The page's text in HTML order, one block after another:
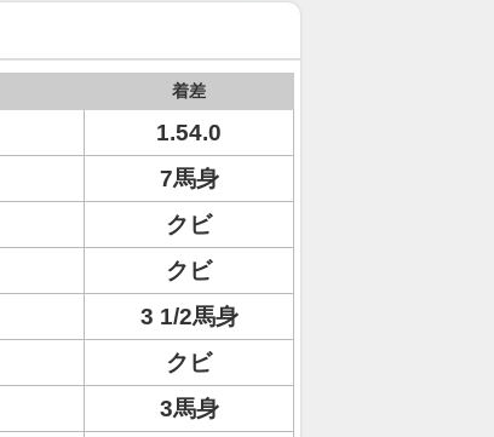
着差
1.54.0
7馬身
クビ
クビ
3 1/2馬身
クビ
3馬身